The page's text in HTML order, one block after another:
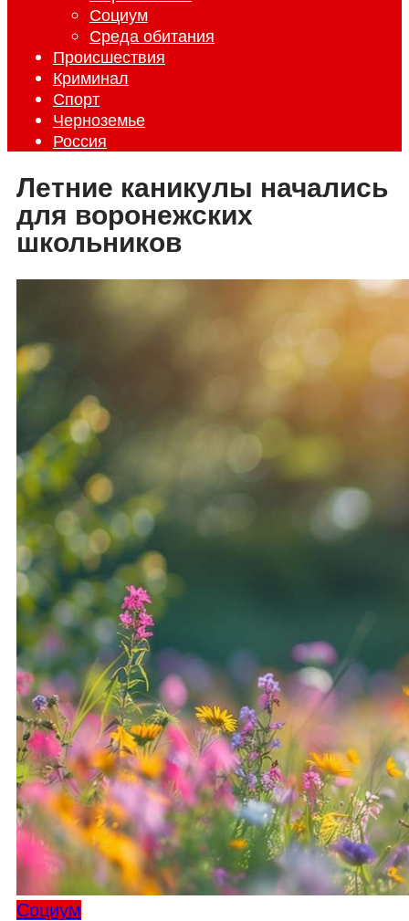
Социум
Среда обитания
Происшествия
Криминал
Спорт
Черноземье
Россия
Летние каникулы начались
для воронежских
школьников
Социум